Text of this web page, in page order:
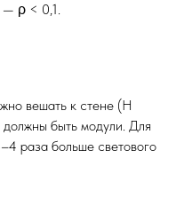
— ρ < 0,1.
вешать к стене (H
быть модули. Для
раза больше светового